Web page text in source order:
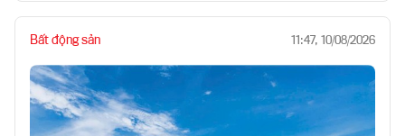
Bất động sản 11:47, 10/08/2026